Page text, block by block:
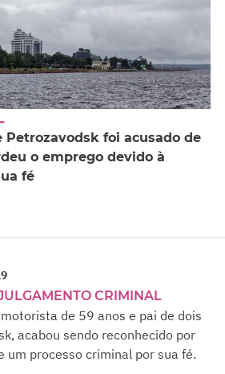
foi acusado de
o emprego devido à
fé
CRIMINAL
de 59 anos e pai de dois
acabou sendo reconhecido por
um processo criminal por sua fé.